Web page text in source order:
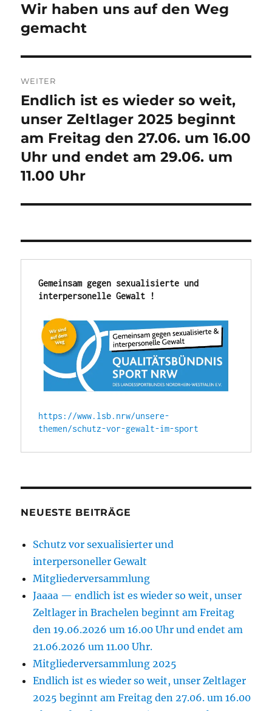
Vorheriger
Beitrag:
Wir haben uns auf den Weg
gemacht
WEITER
Nächster
Beitrag:
Endlich ist es wieder so weit,
unser Zeltlager 2025 beginnt
am Freitag den 27.06. um 16.00
Uhr und endet am 29.06. um
11.00 Uhr
Gemeinsam gegen sexualisierte und
interpersonelle Gewalt !
https://www.lsb.nrw/unsere-
themen/schutz-vor-gewalt-im-sport
NEUESTE BEITRÄGE
Schutz vor sexualisierter und
interpersoneller Gewalt
Mitgliederversammlung
Jaaaa — endlich ist es wieder so weit, unser
Zeltlager in Brachelen beginnt am Freitag
den 19.06.2026 um 16.00 Uhr und endet am
21.06.2026 um 11.00 Uhr.
Mitgliederversammlung 2025
Endlich ist es wieder so weit, unser Zeltlager
2025 beginnt am Freitag den 27.06. um 16.00